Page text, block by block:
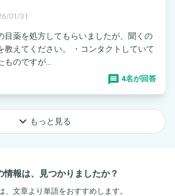
01/31
目薬を処方してもらいましたが、聞くの
い。 ・コンタクトしていて
のですが...
4名が回答
keyboard_arrow_down もっと見る
情報は、見つかりましたか？
、文章より単語をおすすめします。